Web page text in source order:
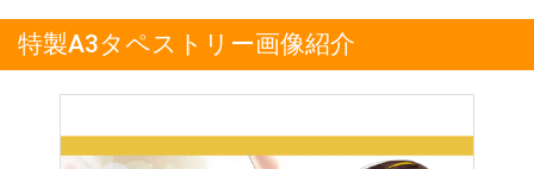
特製A3タペストリー画像紹介